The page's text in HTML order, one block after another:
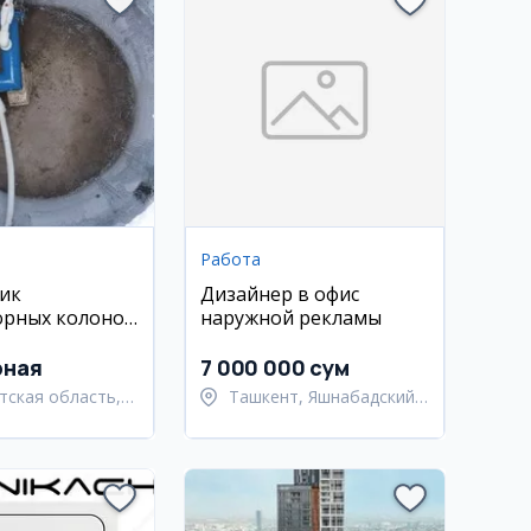
колонок
область,
Работа
Дизайнер в офис
наружной рекламы
7 000 000 сум
Ташкент, Яшнабадский